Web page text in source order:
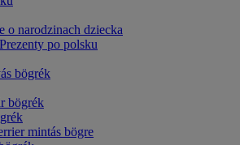
o narodzinach dziecka
po polsku
bögrék
bögrék
mintás bögre